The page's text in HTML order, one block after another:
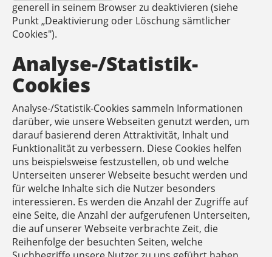
generell in seinem Browser zu deaktivieren (siehe
Punkt „Deaktivierung oder Löschung sämtlicher
Cookies").
Analyse-/Statistik-
Cookies
Analyse-/Statistik-Cookies sammeln Informationen
darüber, wie unsere Webseiten genutzt werden, um
darauf basierend deren Attraktivität, Inhalt und
Funktionalität zu verbessern. Diese Cookies helfen
uns beispielsweise festzustellen, ob und welche
Unterseiten unserer Webseite besucht werden und
für welche Inhalte sich die Nutzer besonders
interessieren. Es werden die Anzahl der Zugriffe auf
eine Seite, die Anzahl der aufgerufenen Unterseiten,
die auf unserer Webseite verbrachte Zeit, die
Reihenfolge der besuchten Seiten, welche